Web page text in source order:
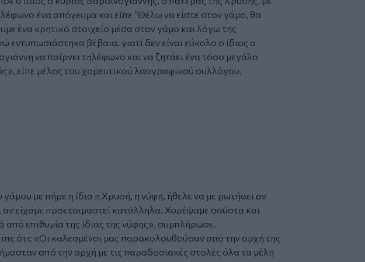
ένα απόγευμα και είπε “Θέλω να είστε στον γάμο, θα
ένα κρητικό στοιχείο μέσα στον γάμο και λόγω της
εντυπωσιάστηκα βέβαια, γιατί δεν είναι εύκολο ο ίδιος ο
να παίρνει τηλέφωνο και να ζητάει ένα τόσο μεγάλο
είπε μέλος του χορευτικού λαογραφικού συλλόγου,
γάμου με πήρε η ίδια η Χρυσή, η νύφη, ήθελε να με ρωτήσει αν
είχαμε προετοιμαστεί κατάλληλα. Χορέψαμε σούστα και
από επιθυμία της ίδιας της νύφης», συμπλήρωσε.
ότι: «Οι καλεσμένοι μας παρακολουθούσαν από την αρχή της
ήμασταν από την αρχή με τις παραδοσιακές στολές όλα τα μέλη